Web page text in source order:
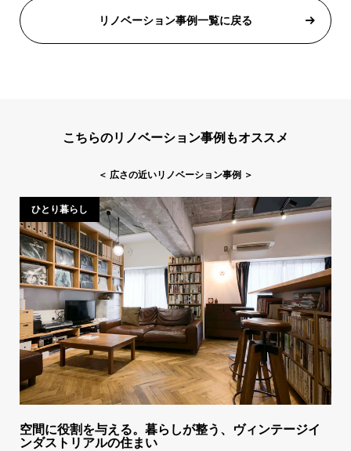
リノベーション事例一覧に戻る
こちらのリノベーション事例もオススメ
＜ 広さの近いリノベーション事例 ＞
ひとり暮らし
空間に役割を与える。暮らしが整う、ヴィンテージイ
ンダストリアルの住まい